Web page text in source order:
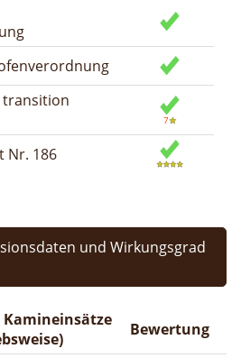
transition
Nr. 186
und Wirkungsgrad
Kamineinsätze
Bewertung